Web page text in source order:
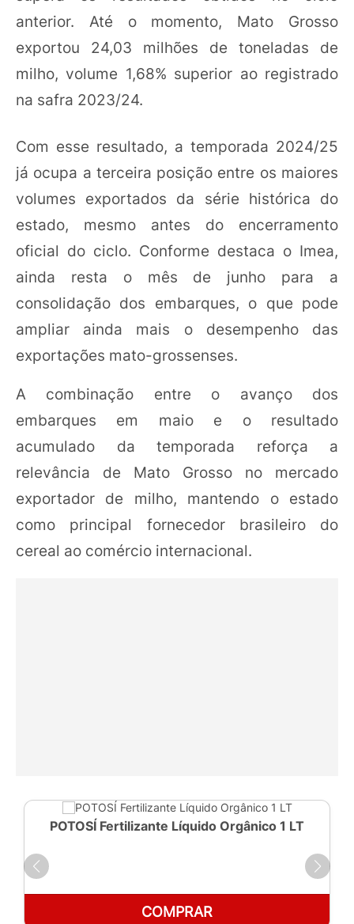
anterior. Até o momento, Mato Grosso
exportou 24,03 milhões de toneladas de
milho, volume 1,68% superior ao registrado
na safra 2023/24.
Com esse resultado, a temporada 2024/25
já ocupa a terceira posição entre os maiores
volumes exportados da série histórica do
estado, mesmo antes do encerramento
oficial do ciclo. Conforme destaca o Imea,
ainda resta o mês de junho para a
consolidação dos embarques, o que pode
ampliar ainda mais o desempenho das
exportações mato-grossenses.
A combinação entre o avanço dos
embarques em maio e o resultado
acumulado da temporada reforça a
relevância de Mato Grosso no mercado
exportador de milho, mantendo o estado
como principal fornecedor brasileiro do
cereal ao comércio internacional.
POTOSÍ Fertilizante Líquido Orgânico 1 LT
COMPRAR